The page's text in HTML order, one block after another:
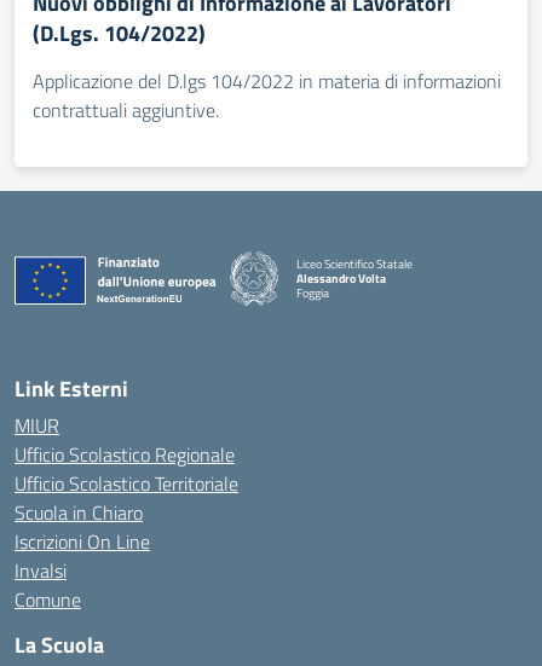
(D.Lgs. 104/2022)
Applicazione del D.lgs 104/2022 in materia di informazioni
contrattuali aggiuntive.
Liceo Scientifico Statale
Alessandro Volta
Foggia
— Visita la pagina iniziale della scuola
Link Esterni
MIUR
Ufficio Scolastico Regionale
Ufficio Scolastico Territoriale
Scuola in Chiaro
Iscrizioni On Line
Invalsi
Comune
La Scuola